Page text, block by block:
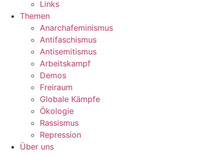
Links
Themen
Anarchafeminismus
Antifaschismus
Antisemitismus
Arbeitskampf
Demos
Freiraum
Globale Kämpfe
Ökologie
Rassismus
Repression
Über uns